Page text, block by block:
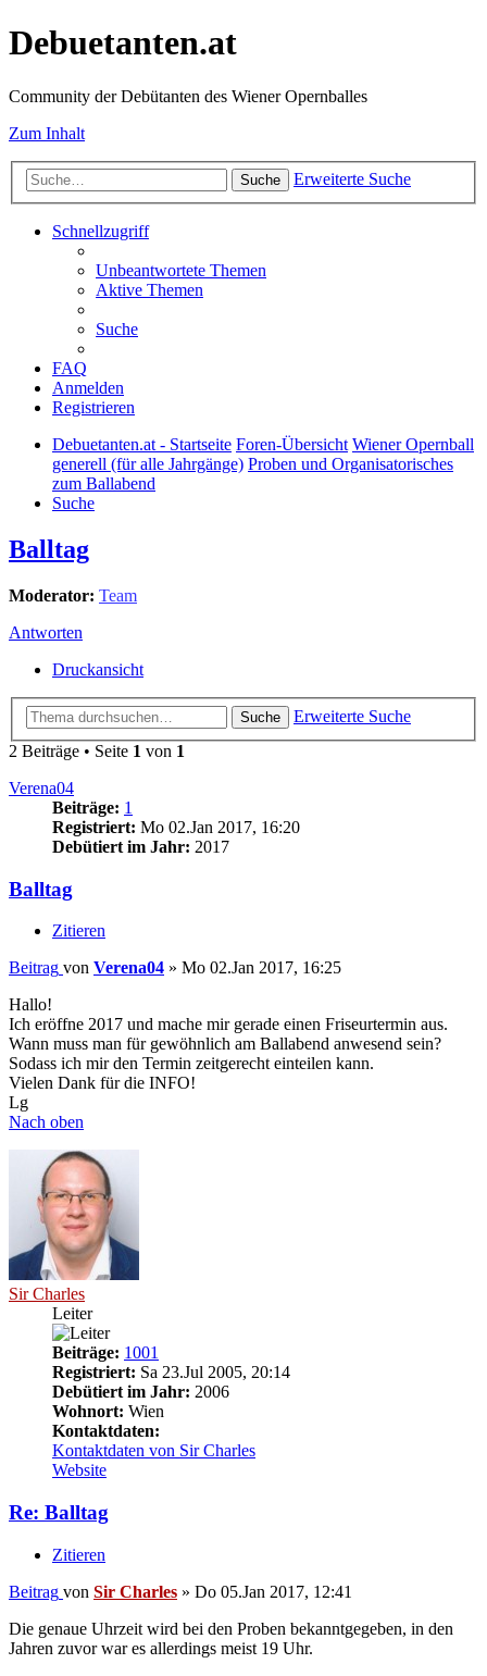
Debuetanten.at
Community der Debütanten des Wiener Opernballes
Zum Inhalt
Suche Erweiterte Suche
Schnellzugriff
Unbeantwortete Themen
Aktive Themen
Suche
FAQ
Anmelden
Registrieren
Debuetanten.at - Startseite Foren-Übersicht Wiener Opernball
generell (für alle Jahrgänge) Proben und Organisatorisches
zum Ballabend
Suche
Balltag
Moderator: Team
Antworten
Druckansicht
Suche
Erweiterte Suche
2 Beiträge • Seite 1 von 1
Verena04
Beiträge: 1
Registriert: Mo 02.Jan 2017, 16:20
Debütiert im Jahr: 2017
Balltag
Zitieren
Beitrag von Verena04 » Mo 02.Jan 2017, 16:25
Hallo!
Ich eröffne 2017 und mache mir gerade einen Friseurtermin aus.
Wann muss man für gewöhnlich am Ballabend anwesend sein?
Sodass ich mir den Termin zeitgerecht einteilen kann.
Vielen Dank für die INFO!
Lg
Nach oben
Sir Charles
Leiter
Beiträge: 1001
Registriert: Sa 23.Jul 2005, 20:14
Debütiert im Jahr: 2006
Wohnort: Wien
Kontaktdaten:
Kontaktdaten von Sir Charles
Website
Re: Balltag
Zitieren
Beitrag von Sir Charles » Do 05.Jan 2017, 12:41
Die genaue Uhrzeit wird bei den Proben bekanntgegeben, in den
Jahren zuvor war es allerdings meist 19 Uhr.